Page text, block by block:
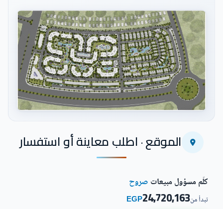
اضغط للتكبيرالموقع · اطلب معاينة أو استفسار
كلّم مسؤول مبيعات صروح
تبدأ من24,720,163
EGP